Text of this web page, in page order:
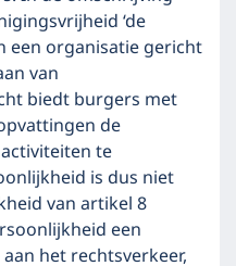
‘de
een organisatie gericht
van
biedt burgers met
de
te
is dus niet
van artikel 8
een
het rechtsverkeer,